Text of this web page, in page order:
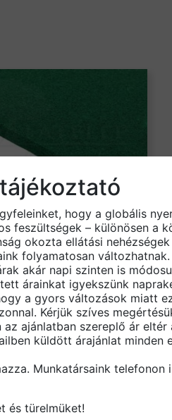
50×50 cm
Ft/m2-től
a bevásárlólistához
a termékre
hogy a globális
feszültségek – különösen a
okozta ellátási
folyamatosan
akár napi szinten is
árainkat igyekszünk
a gyors változások miatt
Kérjük szíves
az ajánlatban szereplő ár eltér
küldött árajánlat minden
Munkatársaink telefonon
és türelmüket!